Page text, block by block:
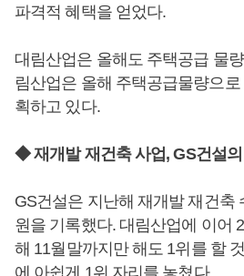
파격적 혜택을 얻었다.
대림산업은 올해도 주택공급 물
림산업은 올해 주택공급물량으로
획하고 있다.
◆ 재개발 재건축 사업, GS건설
GS건설은 지난해 재개발 재건축
원을 기록했다. 대림산업에 이어
해 11월말까지만 해도 1위를 할
에 아쉽게 1위 자리를 놓쳤다.